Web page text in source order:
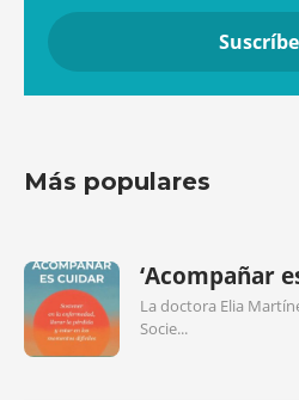
Más populares
‘Acompañar
La doctora Elia
Socie...